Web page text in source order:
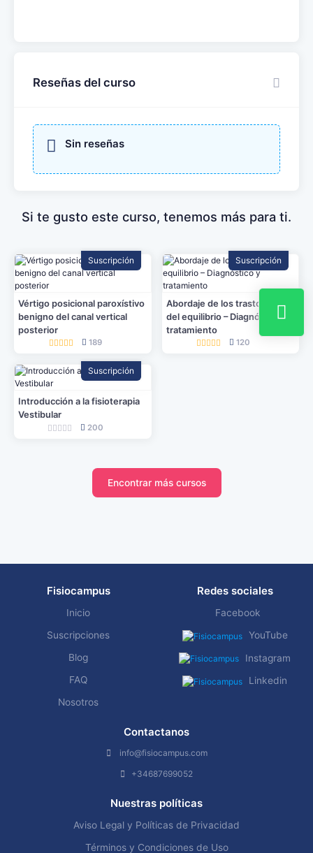
Reseñas del curso
Sin reseñas
Si te gusto este curso, tenemos más para ti.
Suscripción
Vértigo posicional paroxístivo
benigno del canal vertical
posterior
189
Suscripción
Abordaje de los trastornos
del equilibrio – Diagnóstico y
tratamiento
120
Suscripción
Introducción a la fisioterapia
Vestibular
200
Encontrar más cursos
Fisiocampus
Inicio
Suscripciones
Blog
FAQ
Nosotros
Redes sociales
Facebook
YouTube
Instagram
Linkedin
Contactanos
info@fisiocampus.com
+34687699052
Nuestras políticas
Aviso Legal y Políticas de Privacidad
Términos y Condiciones de Uso